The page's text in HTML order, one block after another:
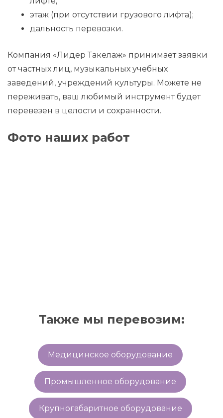
этаж (при отсутствии грузового лифта);
дальность перевозки.
Компания «Лидер Такелаж» принимает заявки
от частных лиц, музыкальных учебных
заведений, учреждений культуры. Можете не
переживать, ваш любимый инструмент будет
перевезен в целости и сохранности.
Фото наших работ
Также мы перевозим:
Медицинское оборудование
Промышленное оборудование
Крупногабаритное оборудование